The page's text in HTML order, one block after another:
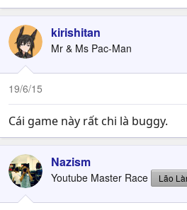
kirishitan
Mr & Ms Pac-Man
19/6/15
Cái game này rất chi là buggy.
Nazism
Youtube Master Race Lão